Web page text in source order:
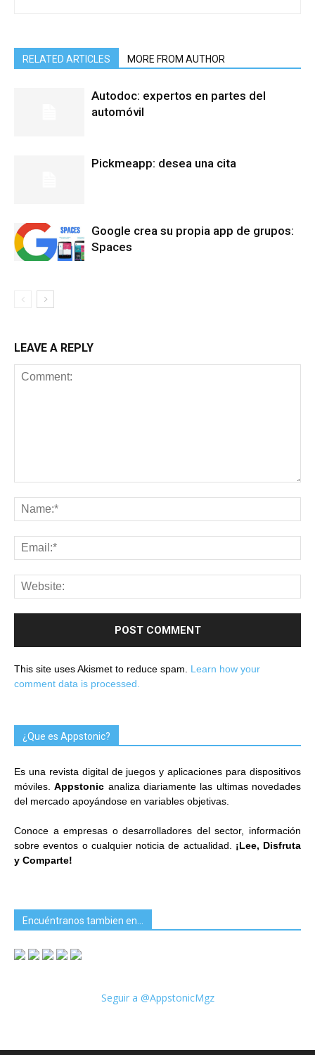
RELATED ARTICLES MORE FROM AUTHOR
Autodoc: expertos en partes del
automóvil
Pickmeapp: desea una cita
Google crea su propia app de grupos:
Spaces
LEAVE A REPLY
This site uses Akismet to reduce spam. Learn how your
comment data is processed.
¿Que es Appstonic?
Es una revista digital de juegos y aplicaciones para dispositivos
móviles.Appstonic analiza diariamente las ultimas novedades
del mercado apoyándose en variables objetivas.
Conoce a empresas o desarrolladores del sector, información
sobre eventos o cualquier noticia de actualidad. ¡Lee, Disfruta
y Comparte!
Encuéntranos tambien en…
Seguir a @AppstonicMgz